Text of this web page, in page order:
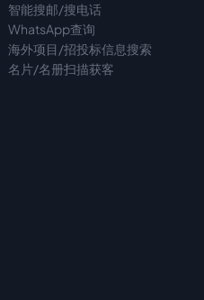
智能搜邮/搜电话
WhatsApp查询
海外项目/招投标信息搜索
名片/名册扫描获客